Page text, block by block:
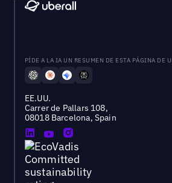
PÍDE A LA IA UN RESUMEN DE ESTA PÁGINA DE
EE.UU.
Carrer de Pallars 108,
08018 Barcelona, Spain